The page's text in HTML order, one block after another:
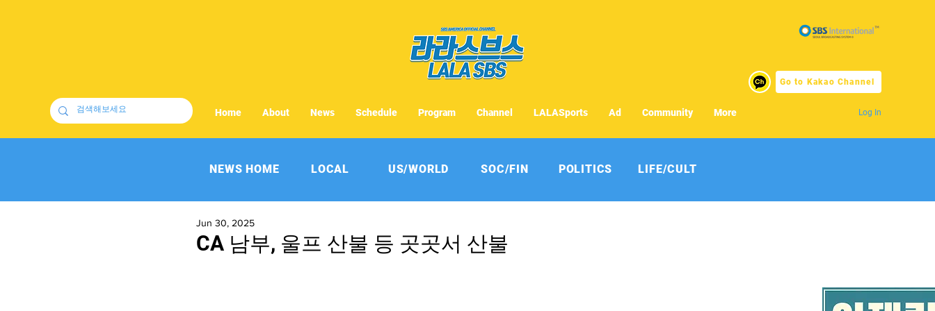
Go to Kakao Channel
Log In
Home About News Schedule Program Channel LALASports Ad Community More
NEWS HOME LOCAL US/WORLD SOC/FIN POLITICS LIFE/CULT
CA 남부, 울프 산불 등 곳곳서 산불
Jun 30, 2025